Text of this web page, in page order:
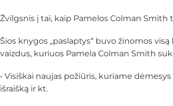
Žvilgsnis į tai, kaip Pamelos Colman
Šios knygos „paslaptys“ buvo žinomos
vaizdus, ​​kuriuos Pamela Colman Smith
• Visiškai naujas požiūris, kuriame
išraišką ir kt.